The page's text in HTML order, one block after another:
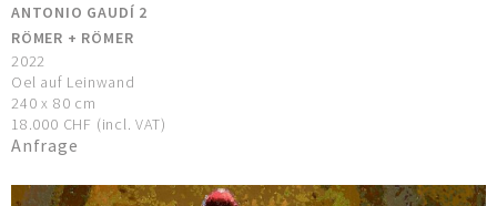
ANTONIO GAUDÍ 2
RÖMER + RÖMER
2022
Oel auf Leinwand
240 x 80 cm
18.000 CHF (incl. VAT)
Anfrage